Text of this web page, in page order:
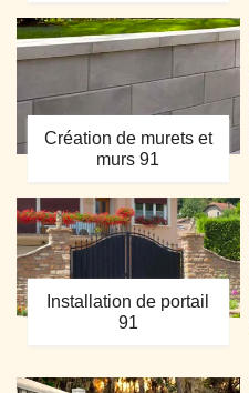
Création de murets et
murs 91
Installation de portail
91